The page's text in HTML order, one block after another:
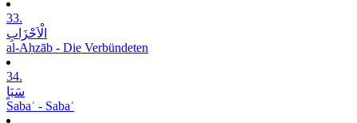
33.
الْاَحْزَابِ
al-Aḥzāb - Die Verbündeten
34.
سَبَاٍ
Sabaʾ - Sabaʾ